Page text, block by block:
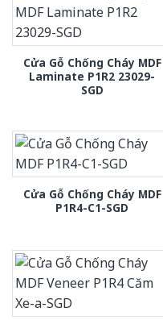
Cửa Gỗ Chống Cháy MDF
Laminate P1R2 23029-
SGD
Cửa Gỗ Chống Cháy MDF
P1R4-C1-SGD